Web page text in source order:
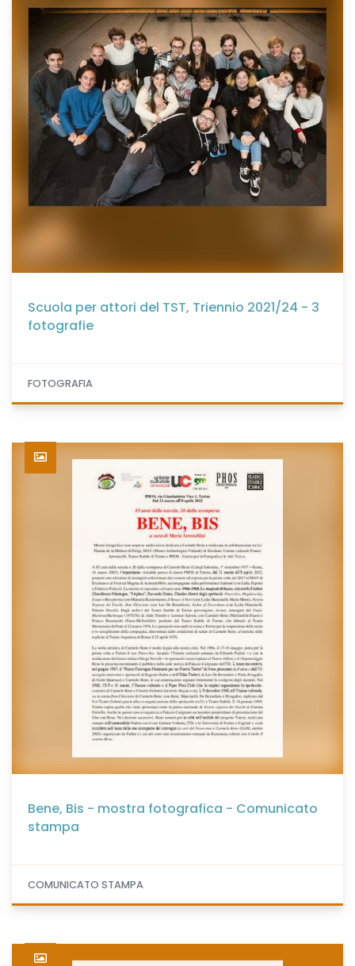
Scuola per attori del TST, Triennio 2021/24 - 3
fotografie
FOTOGRAFIA
Bene, Bis - mostra fotografica - Comunicato
stampa
COMUNICATO STAMPA